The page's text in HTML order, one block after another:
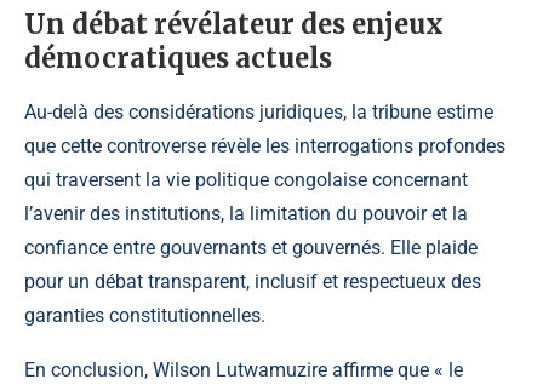
Un débat révélateur des enjeux
démocratiques actuels
Au-delà des considérations juridiques, la tribune estime
que cette controverse révèle les interrogations profondes
qui traversent la vie politique congolaise concernant
l’avenir des institutions, la limitation du pouvoir et la
confiance entre gouvernants et gouvernés. Elle plaide
pour un débat transparent, inclusif et respectueux des
garanties constitutionnelles.
En conclusion, Wilson Lutwamuzire affirme que « le